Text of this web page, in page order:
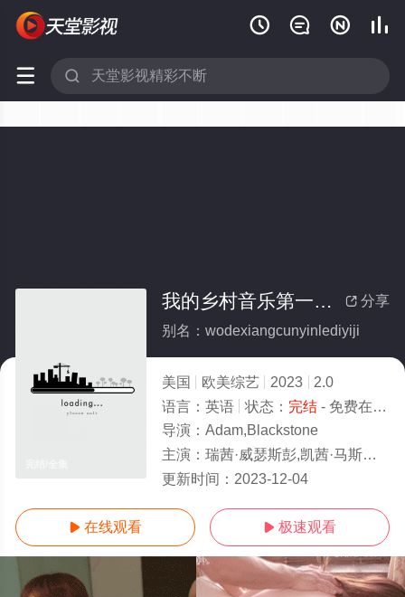
   
 
 分享
我的乡村音乐第一季(全集)
别名：wodexiangcunyinlediyiji
美国 欧美综艺 2023
2.0
语言： 英语 状态： 完结- 免费在线观看
导演： Adam,Blackstone
主演： 瑞茜·威瑟斯彭,凯茜·马斯格雷夫斯,Orville,Peck,Mickey,Guyton,
更新时间： 2023-12-04
 在线观看  极速观看